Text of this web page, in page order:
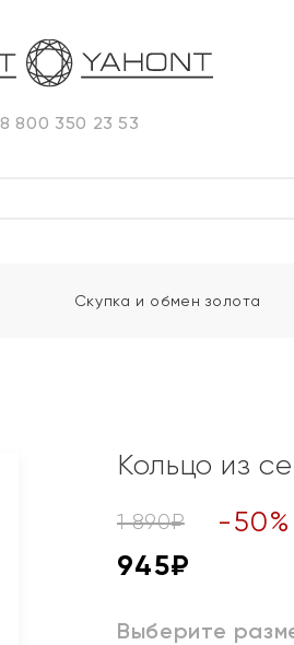
8 800 350 23 53
Скупка и обмен золота
Кольцо из
1 890₽ -50%
945₽
Выберите